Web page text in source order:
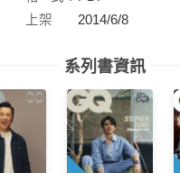
上架
2014/6/8
系列書資訊